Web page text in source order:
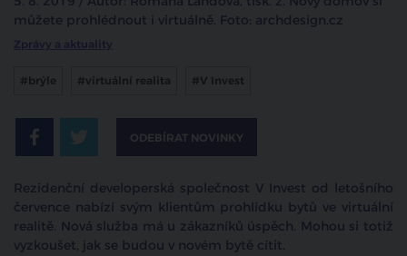
můžete prohlédnout i virtuálně. Foto: archdesign.cz
Zprávy a aktuality
#brýle #virtuální realita #V Invest
ODEBÍRAT NOVINKY
Rezidenční developerská společnost V Invest od letošního
července nabízí svým klientům prohlídku bytů ve virtuální
realitě. Nová služba má u zákazníků úspěch. Mohou si totiž
vyzkoušet, jak se budou v novém bytě cítit.